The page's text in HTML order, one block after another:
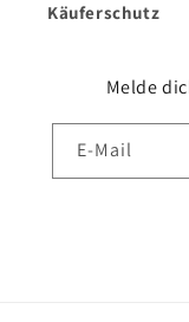
Käuferschutz
Melde
E-Mail